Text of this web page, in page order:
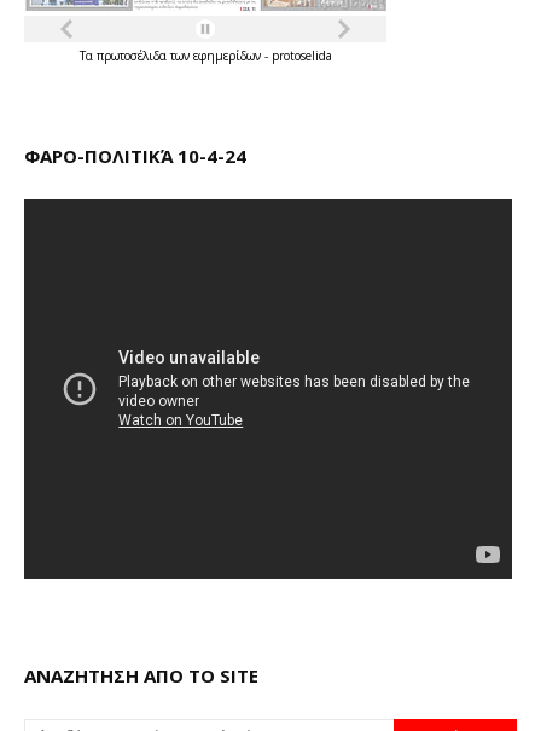
Τα πρωτοσέλιδατων εφημερίδων - protoselida
ΦΑΡΟ-ΠΟΛΙΤΙΚΆ 10-4-24
ΑΝΑΖΗΤΗΣΗ ΑΠΟ ΤΟ SITE